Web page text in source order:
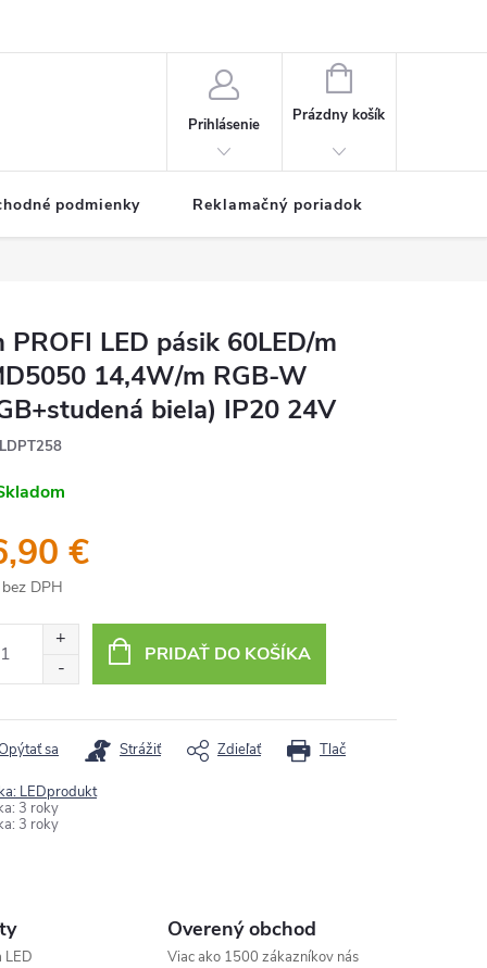
Prihlásenie
NÁKUPNÝ
KOŠÍK
Prázdny košík
podmienky Reklamačný poriadok
PROFI LED pásik 60LED/m
14,4W/m RGB-W
biela) IP20 24V
LDPT258
€
DPH
PRIDAŤ DO KOŠÍKA
Tlač
sa Strážiť Zdieľať
LEDprodukt
: 3 roky
: 3 roky
LED
Overený obchod
Viac ako 1500 zákazníkov nás